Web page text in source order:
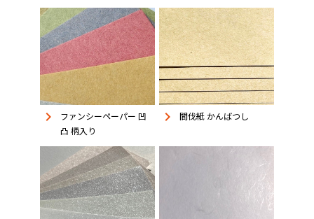
keyboard_arrow_right
ファンシーペーパー 凹
凸 柄入り
keyboard_arrow_right 間伐紙 かんばつし